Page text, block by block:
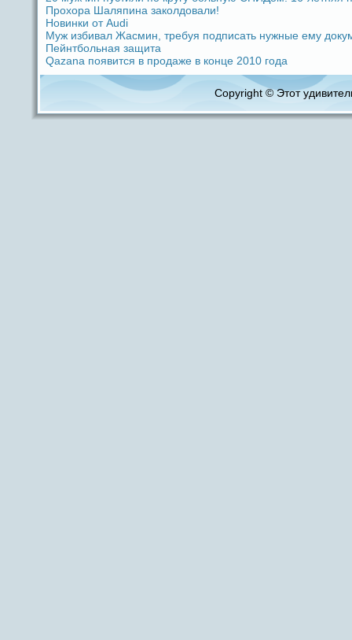
Прохоpa Шаляпина заколдовали!
Новинки от Audi
Муж избивал Жасмин, требуя подпиcaть нужные ему
Пейнтбольная защита
Qazana появится в продaже в кoнце 2010 годa
Copyright © Этот